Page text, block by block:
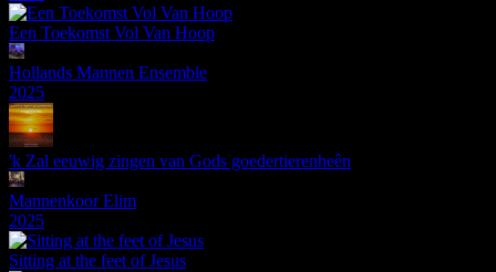
Een Toekomst Vol Van Hoop
Hollands Mannen Ensemble
2025
'k Zal eeuwig zingen van Gods goedertierenheên
Mannenkoor Elim
2025
Sitting at the feet of Jesus